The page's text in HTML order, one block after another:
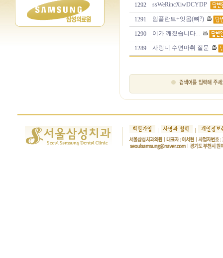
1292 ssWeRincXiwDCYDP
1291 임플란트+잇몸(뼈?)
1290 이가 깨졌습니다...
1289 사랑니 수면마취 질문